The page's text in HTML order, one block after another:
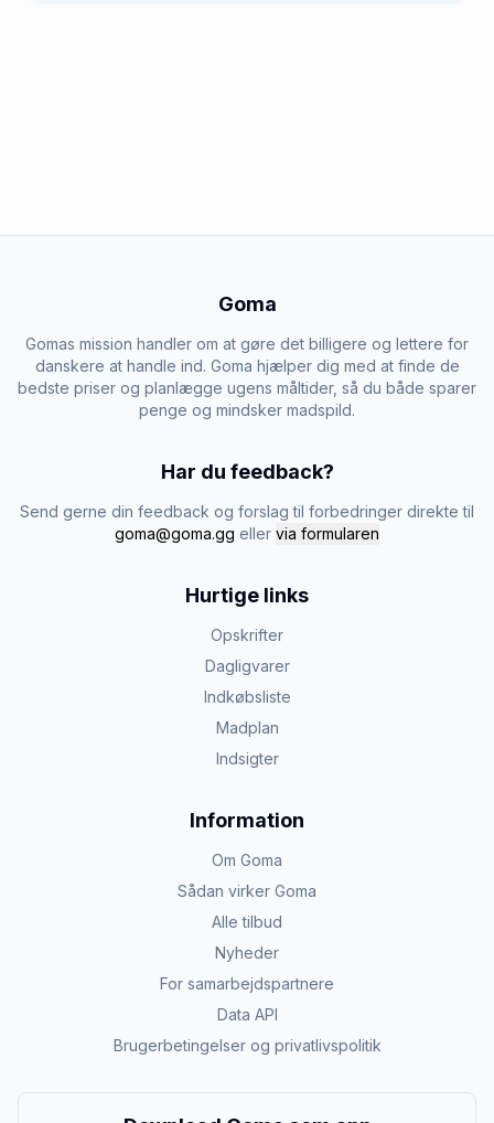
Goma
Gomas mission handler om at gøre det billigere og lettere for
danskere at handle ind. Goma hjælper dig med at finde de
bedste priser og planlægge ugens måltider, så du både sparer
penge og mindsker madspild.
Har du feedback?
Send gerne din feedback og forslag til forbedringer direkte til
goma@goma.gg eller via formularen
Hurtige links
Opskrifter
Dagligvarer
Indkøbsliste
Madplan
Indsigter
Information
Om Goma
Sådan virker Goma
Alle tilbud
Nyheder
For samarbejdspartnere
Data API
Brugerbetingelser og privatlivspolitik